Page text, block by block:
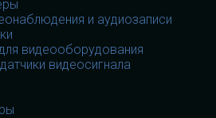
и аудиозаписи
видеооборудования
видеосигнала